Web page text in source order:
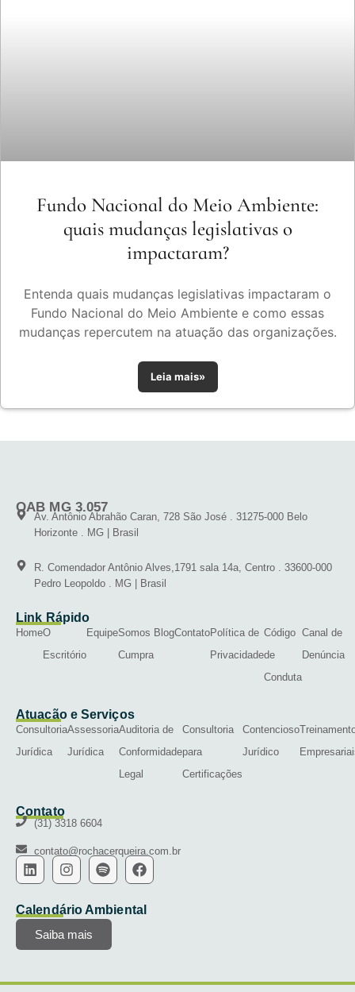
Fundo Nacional do Meio Ambiente:
quais mudanças legislativas o
impactaram?
Entenda quais mudanças legislativas impactaram o
Fundo Nacional do Meio Ambiente e como essas
mudanças repercutem na atuação das organizações.
Leia mais»
OAB MG 3.057
Av. Antônio Abrahão Caran, 728 São José . 31275-000 Belo
Horizonte . MG | Brasil
R. Comendador Antônio Alves,1791 sala 14a, Centro . 33600-000
Pedro Leopoldo . MG | Brasil
Link Rápido
HomeO
Escritório
EquipeSomos
Cumpra
BlogContatoPolítica de
Privacidade
Código
de
Conduta
Canal de
Denúncia
Atuação e Serviços
Consultoria
Jurídica
Assessoria
Jurídica
Auditoria de
Conformidade
Legal
Consultoria
para
Certificações
Contencioso
Jurídico
Contato
(31) 3318 6604
contato@rochacerqueira.com.br
Calendário Ambiental
Saiba mais